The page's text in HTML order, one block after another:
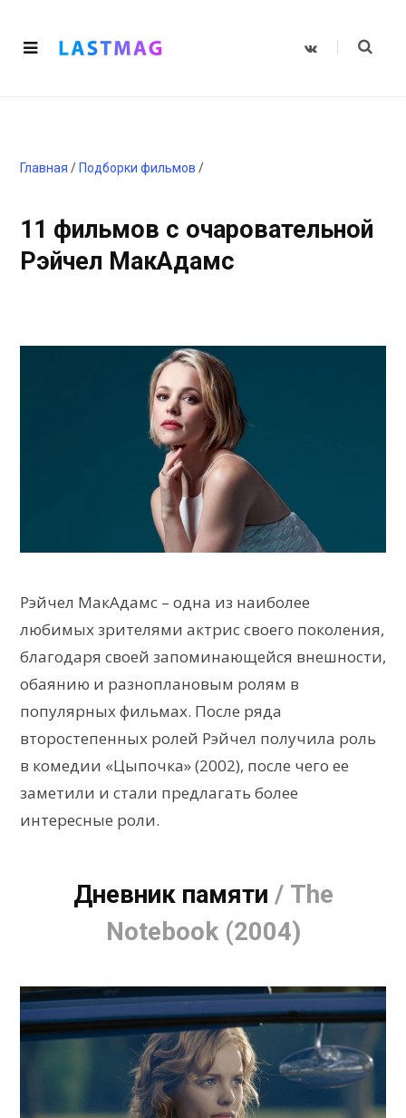
V
Главная / Подборки фильмов /
11 фильмов с очаровательной
Рэйчел МакАдамс
Рэйчел МакАдамс – одна из наиболее
любимых зрителями актрис своего поколения,
благодаря своей запоминающейся внешности,
обаянию и разноплановым ролям в
популярных фильмах. После ряда
второстепенных ролей Рэйчел получила роль
в комедии «Цыпочка» (2002), после чего ее
заметили и стали предлагать более
интересные роли.
Дневник памяти / The
Notebook (2004)